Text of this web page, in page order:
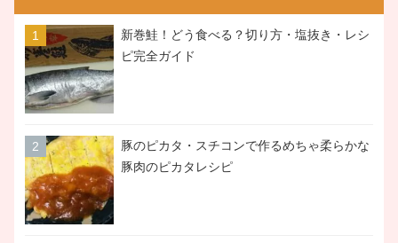
新巻鮭！どう食べる？切り方・塩抜き・レシ
ピ完全ガイド
豚のピカタ・スチコンで作るめちゃ柔らかな
豚肉のピカタレシピ